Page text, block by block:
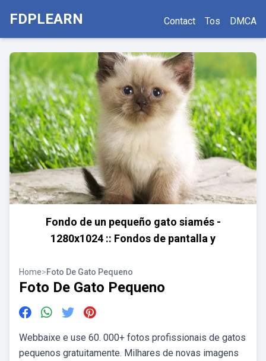
FDPLEARN Contact Tos DMCA
Fondo de un pequeño gato siamés -
1280x1024 :: Fondos de pantalla y
Home>Foto De Gato Pequeno
Foto De Gato Pequeno
Webbaixe e use 60. 000+ fotos profissionais de gatos
pequenos gratuitamente. Milhares de novas imagens